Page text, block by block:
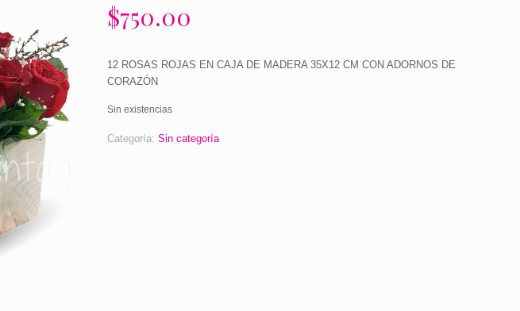
$750.00
12 ROSAS ROJAS EN CAJA DE MADERA 35X12 CM CON ADORNOS DE
CORAZÓN
Sin existencias
Categoría: Sin categoría